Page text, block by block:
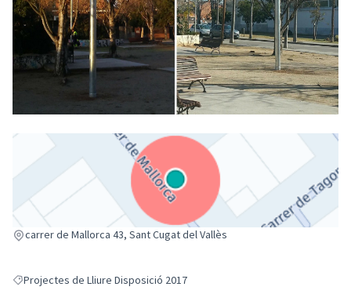
carrer de Mallorca 43, Sant Cugat del Vallès
(Enllaç extern)
Resultats en filtrar per: Projectes de Lliure Disposició 2017
Projectes de Lliure Disposició 2017